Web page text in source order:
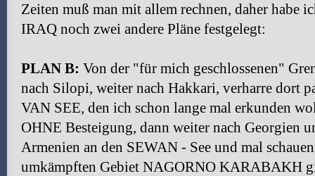
Zeiten muß man mit allem rechnen, daher habe
IRAQ noch zwei andere Pläne festgelegt:
PLAN B: Von der "für mich geschlossenen"
nach Silopi, weiter nach Hakkari, verharre dort
VAN SEE, den ich schon lange mal erkunden
OHNE Besteigung, dann weiter nach Georgien
Armenien an den SEWAN - See und mal
umkämpften Gebiet NAGORNO KARABAKH